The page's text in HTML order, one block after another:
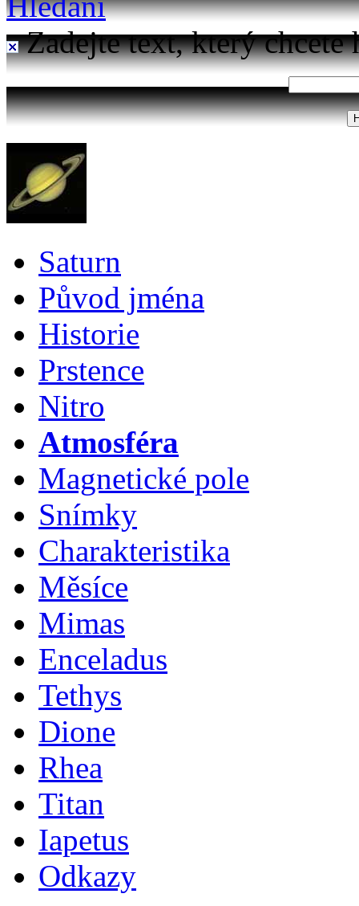
Zadejte text, který chcete
Saturn
Původ jména
Historie
Prstence
Nitro
Atmosféra
Magnetické pole
Snímky
Charakteristika
Měsíce
Mimas
Enceladus
Tethys
Dione
Rhea
Titan
Iapetus
Odkazy